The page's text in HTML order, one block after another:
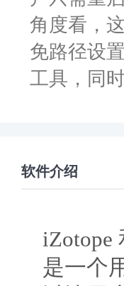
角度看，
免路径设
工具，同
软件介绍
iZotope
是一个